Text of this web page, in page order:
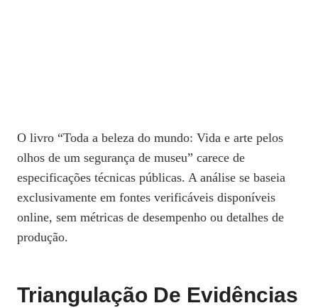
O livro “Toda a beleza do mundo: Vida e arte pelos
olhos de um segurança de museu” carece de
especificações técnicas públicas. A análise se baseia
exclusivamente em fontes verificáveis disponíveis
online, sem métricas de desempenho ou detalhes de
produção.
Triangulação De Evidências